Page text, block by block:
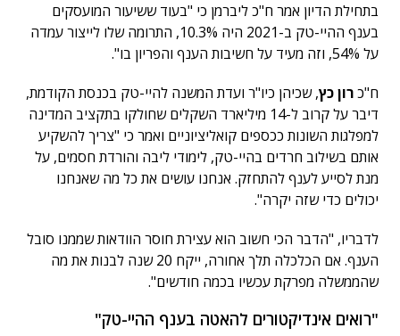
בתחילת הדיון אמר ח"כ ליברמן כי "בעוד ששיעור המועסקים
בענף ההיי-טק ב-2021 היה 10.3%, התרומה שלו לייצור עמדה
על 54%, וזה מעיד על חשיבות הענף והפריון בו".
ח"כרון כץ, שכיהן כיו"ר ועדת המשנה להיי-טק בכנסת הקודמת,
דיבר על קרוב ל-14 מיליארד השקלים שחולקו בתקציב המדינה
למפלגות השונות ככספים קואליציוניים ואמר כי "צריך להשקיע
אותם בשילוב חרדים בהיי-טק, לימודי ליבה והורדת חסמים, על
מנת לסייע לענף להתחזק. אנחנו עושים את כל מה שאנחנו
יכולים כדי שזה יקרה".
לדבריו, "הדבר הכי חשוב הוא עצירת חוסר הוודאות שממנו סובל
הענף. אם הכלכלה תלך אחורה, ייקח 20 שנה לבנות את מה
שהממשלה מפרקת עכשיו בכמה חודשים".
"רואים אינדיקטורים להאטה בענף ההיי-טק"